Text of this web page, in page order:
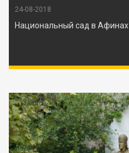
24-08-2018
Национальный сад в Афинах